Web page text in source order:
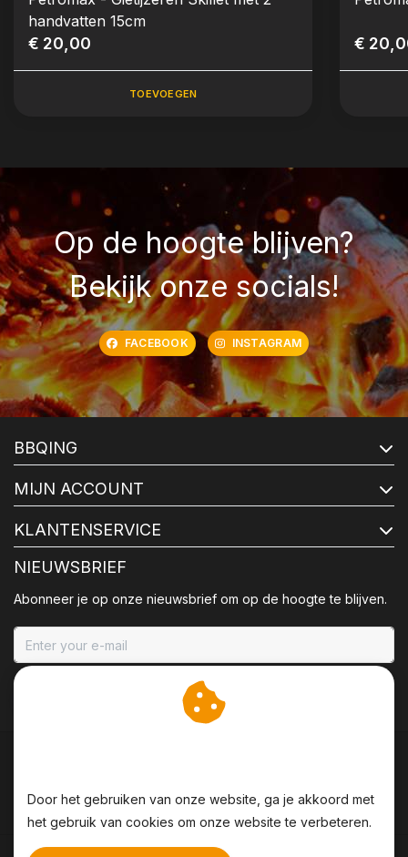
handvatten 15cm
€ 20,00
TOEVOEGEN
€
Op de hoogte blijven?
Bekijk onze socials!
FACEBOOK INSTAGRAM
BBQING
MIJN ACCOUNT
KLANTENSERVICE
NIEUWSBRIEF
Abonneer je op onze nieuwsbrief om op de hoogte te blijven.
Door het gebruiken van onze website, ga je akkoord met
het gebruik van cookies om onze website te verbeteren.